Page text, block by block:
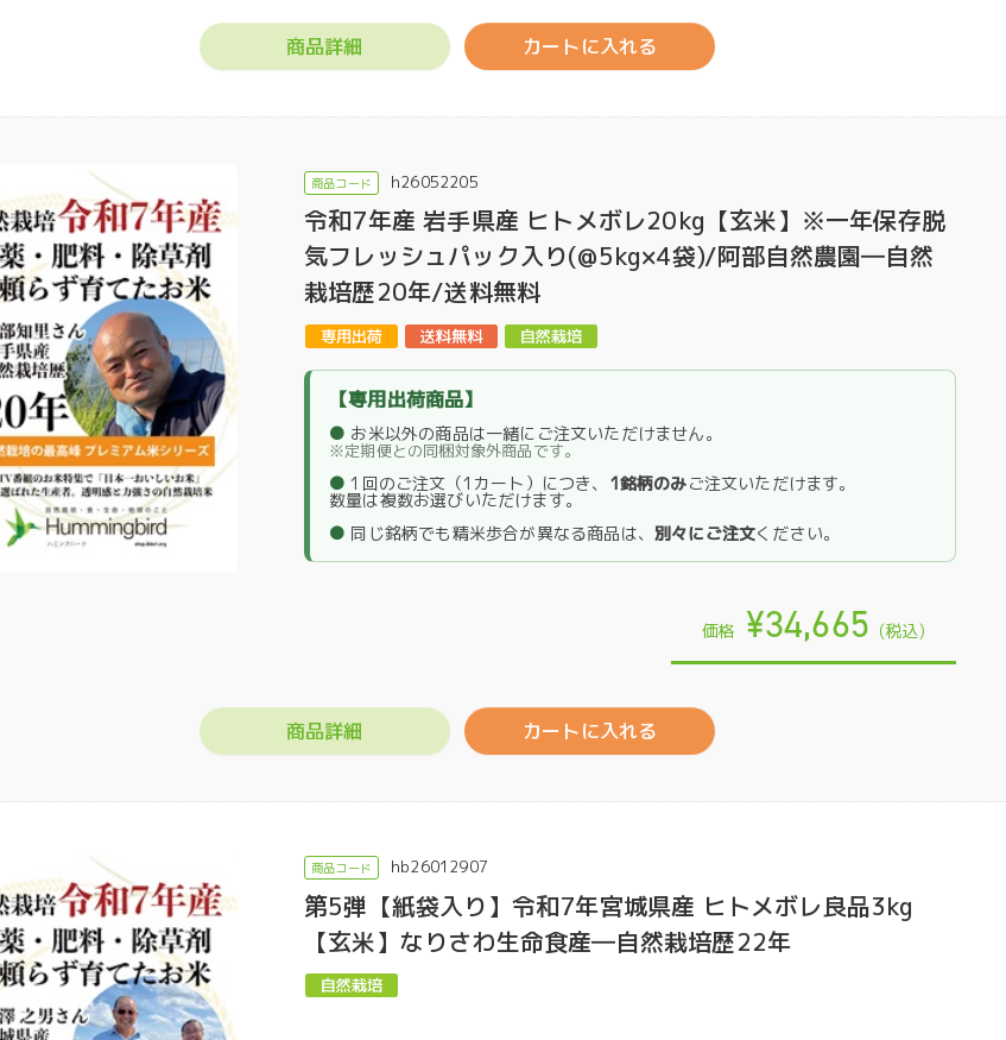
商品詳細 カートに入れる
h26052205
令和7年産 岩手県産 ヒトメボレ20kg【玄米】※一年保存脱
気フレッシュパック入り(@5kg×4袋)/阿部自然農園―自然
栽培歴20年/送料無料
【専用出荷商品】
● お米以外の商品は一緒にご注文いただけません。
※定期便との同梱対象外商品です。
● 1回のご注文（1カート）につき、 1銘柄のみご注文いただけます。
数量は複数お選びいただけます。
● 同じ銘柄でも精米歩合が異なる商品は、 別々にご注文ください。
価格 ¥34,665 (税込)
商品詳細 カートに入れる
hb26012907
第5弾【紙袋入り】令和7年宮城県産 ヒトメボレ良品3kg
【玄米】なりさわ生命食産―自然栽培歴22年